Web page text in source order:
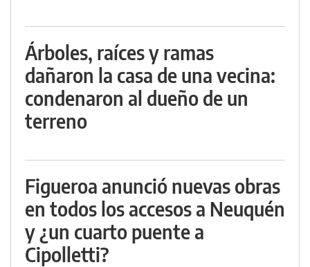
Árboles, raíces y ramas
dañaron la casa de una vecina:
condenaron al dueño de un
terreno
Figueroa anunció nuevas obras
en todos los accesos a Neuquén
y ¿un cuarto puente a
Cipolletti?